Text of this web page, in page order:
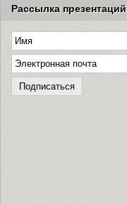
Рассылка презентаций